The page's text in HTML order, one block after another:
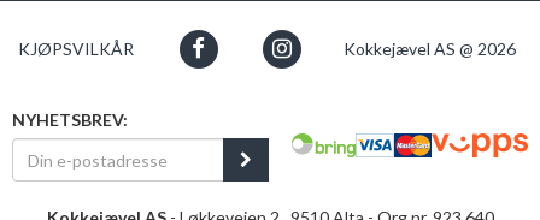
KJØPSVILKÅR Kokkejævel AS @ 2026
NYHETSBREV: